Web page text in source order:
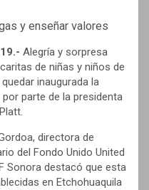
y enseñar valores
Alegría y sorpresa
de niñas y niños de
inaugurada la
parte de la presidenta
directora de
del Fondo Unido United
Sonora destacó que esta
en Etchohuaquila